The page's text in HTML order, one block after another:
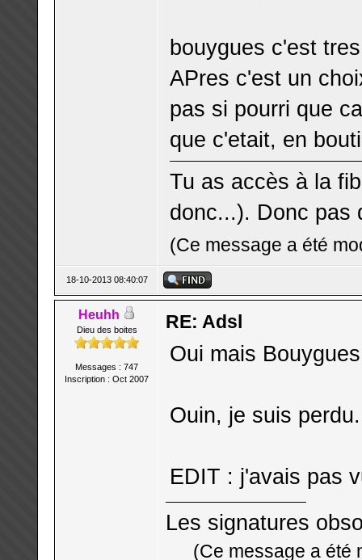
bouygues c'est
APres c'est un
pas si pourri que
que c'etait, en
Tu as accès à la
donc...). Donc pas
(Ce message a été
18-10-2013 08:40:07
Heuhh
Dieu des boites
Messages : 747
Inscription : Oct 2007
RE: Adsl
Oui mais
Ouin, je suis
EDIT : j'avais pas
Les signatures
(Ce message a été